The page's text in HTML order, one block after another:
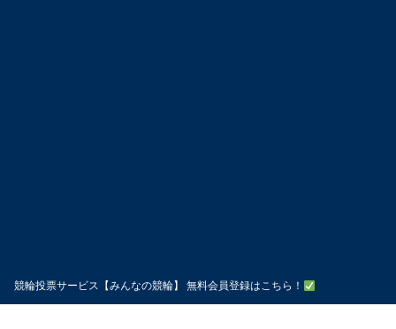
競輪投票サービス【みんなの競輪】 無料会員登録はこちら！